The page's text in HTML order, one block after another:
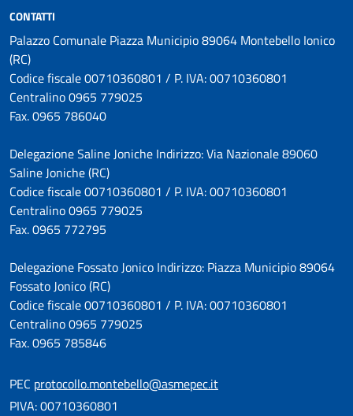
CONTATTI
Palazzo Comunale Piazza Municipio 89064 Montebello Ionico
(RC)
Codice fiscale 00710360801 / P. IVA: 00710360801
Centralino 0965 779025
Fax. 0965 786040
Delegazione Saline Joniche Indirizzo: Via Nazionale 89060
Saline Joniche (RC)
Codice fiscale 00710360801 / P. IVA: 00710360801
Centralino 0965 779025
Fax. 0965 772795
Delegazione Fossato Jonico Indirizzo: Piazza Municipio 89064
Fossato Jonico (RC)
Codice fiscale 00710360801 / P. IVA: 00710360801
Centralino 0965 779025
Fax. 0965 785846
PEC protocollo.montebello@asmepec.it
PIVA: 00710360801